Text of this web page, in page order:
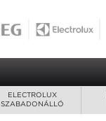
ELECTROLUX
SZABADONÁLLÓ